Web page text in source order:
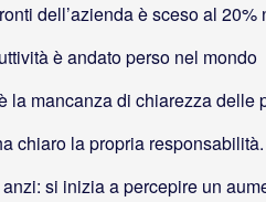
dell’azienda è sceso al
è andato perso nel mondo
la mancanza di chiarezza delle
chiaro la propria responsabilità.
si inizia a percepire un